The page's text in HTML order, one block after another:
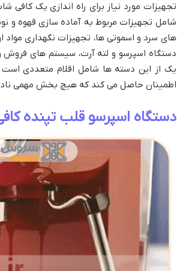
تجهیزات مورد نیاز برای راه اندازی یک
شامل تجهیزات مربوط به آماده سازی قهوه و
های سرد و اسموتی ها، تجهیزات نگهداری مواد
دستگاه اسپرسو و لته آرت، سیستم های
یک از این دسته ها شامل اقلام متعددی است
اطمینان حاصل می کند که هیچ بخش مهمی
دستگاه اسپرسو قلب تپنده